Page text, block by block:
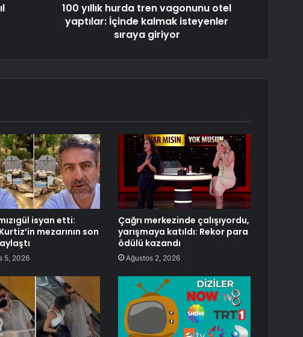
100 yıllık hurda tren vagonunu otel
yaptılar: İçinde kalmak isteyenler
sıraya giriyor
isyan etti:
mezarının son
5, 2026
Çağrı merkezinde çalışıyordu,
yarışmaya katıldı: Rekor para
ödülü kazandı
Ağustos 2, 2026